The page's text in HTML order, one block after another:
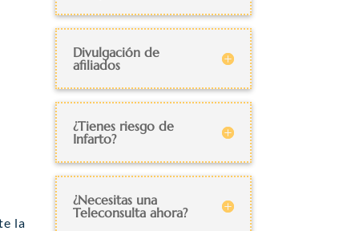
la
Divulgación de
afiliados
¿Tienes riesgo de
Infarto?
¿Necesitas una
Teleconsulta ahora?